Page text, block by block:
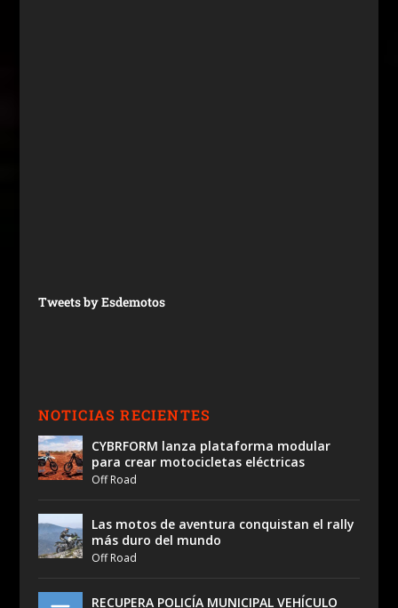
Tweets by Esdemotos
NOTICIAS RECIENTES
CYBRFORM lanza plataforma modular
para crear motocicletas eléctricas
Off Road
Las motos de aventura conquistan el rally
más duro del mundo
Off Road
RECUPERA POLICÍA MUNICIPAL VEHÍCULO